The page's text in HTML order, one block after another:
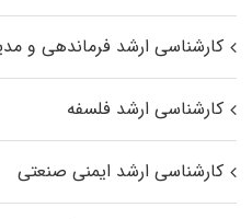
کارشناسی ارشد فرماندهی و
کارشناسی ارشد فلسفه
کارشناسی ارشد ایمنی صنعتی